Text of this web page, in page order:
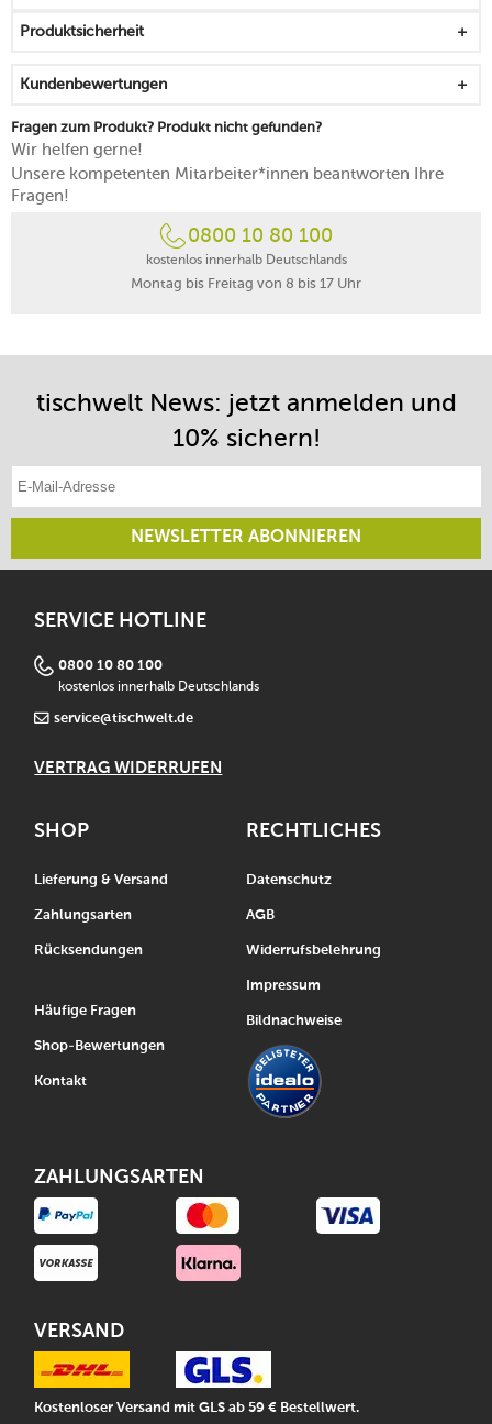
als Zeichen des Beistands und der Ermutigung
Produktsicherheit
Kundenbewertungen
Fragen zum Produkt? Produkt nicht gefunden?
Wir helfen gerne!
Unsere kompetenten Mitarbeiter*innen beantworten Ihre
Fragen!
0800 10 80 100
kostenlos innerhalb Deutschlands
Montag bis Freitag von 8 bis 17 Uhr
tischwelt News: jetzt anmelden und
10% sichern!
NEWSLETTER ABONNIEREN
SERVICE HOTLINE
0800 10 80 100
kostenlos innerhalb Deutschlands
service@tischwelt.de
VERTRAG WIDERRUFEN
SHOP
Lieferung & Versand
Zahlungsarten
Rücksendungen
Häufige Fragen
Shop-Bewertungen
Kontakt
RECHTLICHES
Datenschutz
AGB
Widerrufsbelehrung
Impressum
Bildnachweise
ZAHLUNGSARTEN
VERSAND
Kostenloser Versand mit GLS ab 59 € Bestellwert.